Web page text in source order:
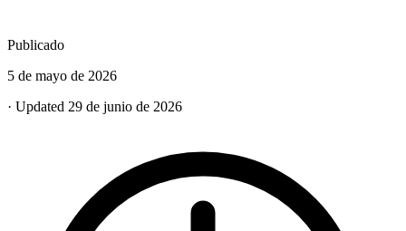
Publicado
5 de mayo de 2026
· Updated 29 de junio de 2026